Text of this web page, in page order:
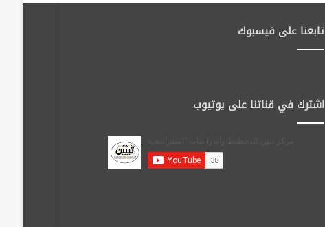
تابعنا على فيسبوك
اشترك في قناتنا على يوتيوب